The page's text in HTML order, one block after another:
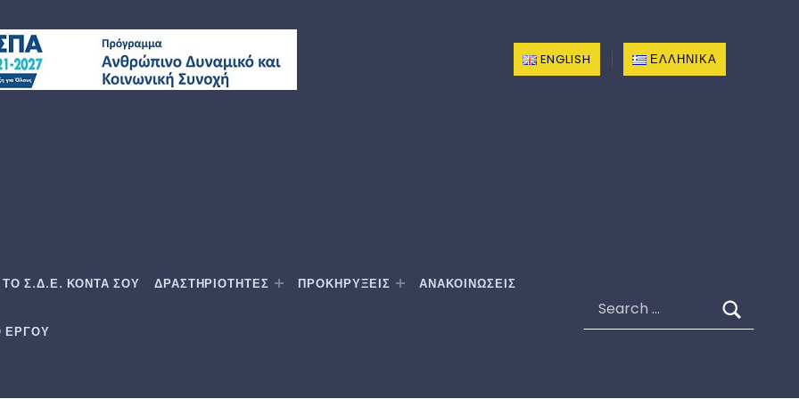
ENGLISH ΕΛΛΗΝΙΚΆ
ΤΟ Σ.Δ.Ε. ΚΟΝΤΑ ΣΟΥ ΔΡΑΣΤΗΡΙΟΤΗΤΕΣ ΠΡΟΚΗΡΥΞΕΙΣ ΑΝΑΚΟΙΝΩΣΕΙΣ
ΕΡΓΟΥ